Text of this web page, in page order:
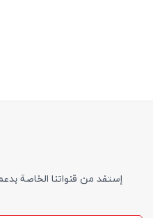
كوردى
إستفد من قنواتنا الخاصة بدعم